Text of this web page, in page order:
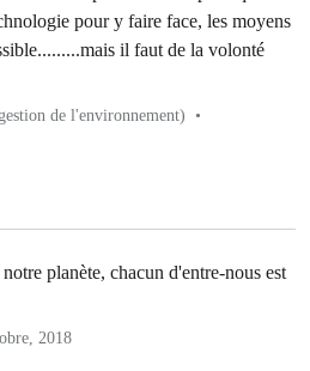
pour y faire face, les moyens
il faut de la volonté
de l'environnement)
planète, chacun d'entre-nous est
2018